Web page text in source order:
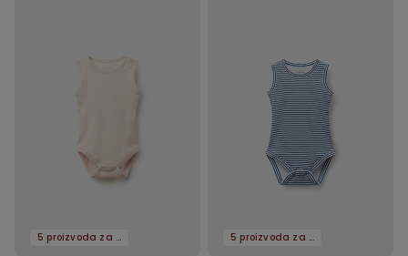
5 proizvoda za -70% 5 proizvoda za -70%